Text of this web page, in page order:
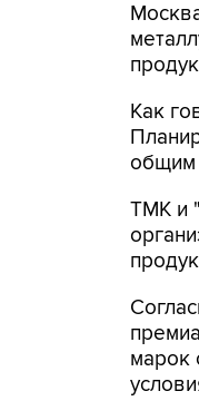
Как
общим
ТМК и
марок